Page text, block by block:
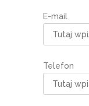
E-mail
Telefon